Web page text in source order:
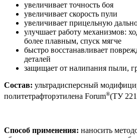
увеличивает точность боя
увеличивает скорость пули
увеличивает прицельную
улучшает работу механизмов:
более плавным, спуск мягче
быстро восстанавливает
деталей
защищает от налипания пыли,
Состав: ультрадисперсный
политетрафторэтилена Forum®(ТУ
Способ применения: наносить